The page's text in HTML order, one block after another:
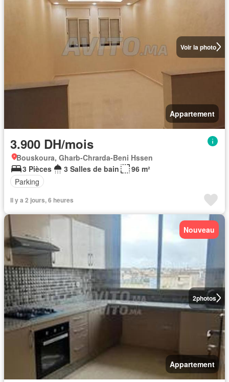
Voir la photo
Appartement
3.900 DH/mois
Bouskoura, Gharb-Chrarda-Beni Hssen
3 Pièces
3 Salles de bain
96 m²
Parking
Il y a 2 jours, 6 heures
2photos
Nouveau
Appartement